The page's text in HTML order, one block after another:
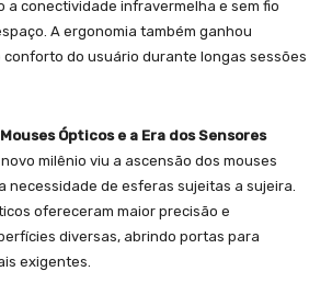
a conectividade infravermelha e sem fio
A ergonomia também ganhou
do usuário durante longas sessões
Ópticos e a Era dos Sensores
milênio viu a ascensão dos mouses
necessidade de esferas sujeitas a sujeira.
ofereceram maior precisão e
diversas, abrindo portas para
exigentes.